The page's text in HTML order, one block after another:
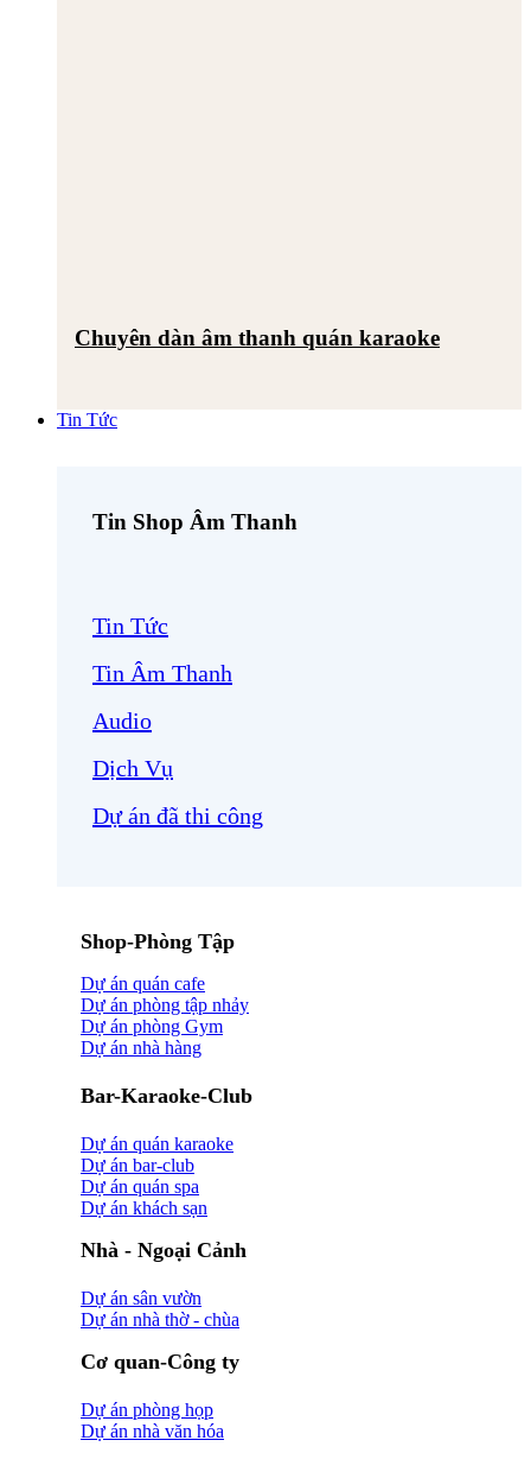
Chuyên dàn âm thanh quán karaoke
Tin Tức
Tin Shop Âm Thanh
Tin Tức
Tin Âm Thanh
Audio
Dịch Vụ
Dự án đã thi công
Shop-Phòng Tập
Dự án quán cafe
Dự án phòng tập nhảy
Dự án phòng Gym
Dự án nhà hàng
Bar-Karaoke-Club
Dự án quán karaoke
Dự án bar-club
Dự án quán spa
Dự án khách sạn
Nhà - Ngoại Cảnh
Dự án sân vườn
Dự án nhà thờ - chùa
Cơ quan-Công ty
Dự án phòng họp
Dự án nhà văn hóa